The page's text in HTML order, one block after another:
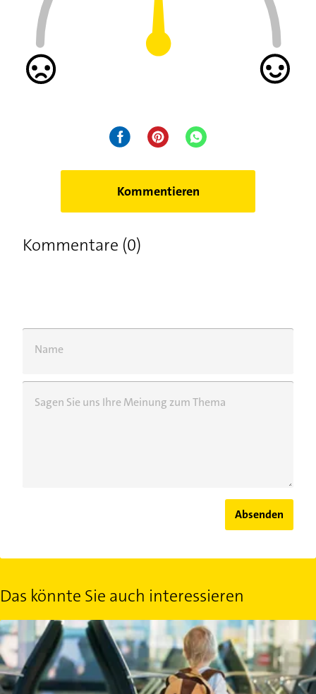
Kommentieren
Kommentare (0)
Name
Sagen Sie uns Ihre Meinung zum Thema
Absenden
Das könnte Sie auch interessieren
Reisevollmacht fürs Kind: Das gilt es zu beachten